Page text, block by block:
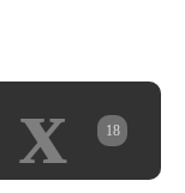
x 18